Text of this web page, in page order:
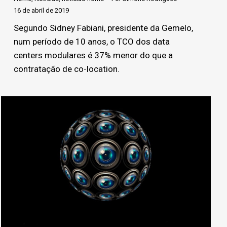
16 de abril de 2019
Segundo Sidney Fabiani, presidente da Gemelo,
num período de 10 anos, o TCO dos data
centers modulares é 37% menor do que a
contratação de co-location.